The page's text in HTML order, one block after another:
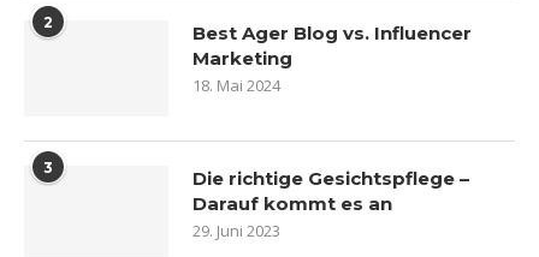
2
Best Ager Blog vs. Influencer
Marketing
18. Mai 2024
3
Die richtige Gesichtspflege –
Darauf kommt es an
29. Juni 2023